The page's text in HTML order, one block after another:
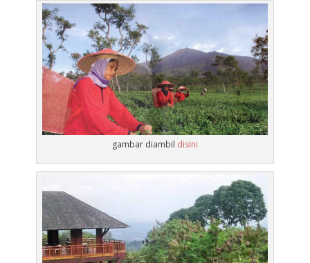
gambar diambil disini